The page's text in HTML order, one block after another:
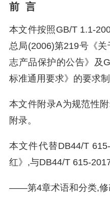
前 言
本文件按照GB/T 1.1-
总局(2006)第219号《
志产品保护的公告》及
标准通用要求》的要求制
本文件附录A为规范性
附录。
本文件代替DB44/T
红》,与DB44/T 615-
——第4章术语和分类,修